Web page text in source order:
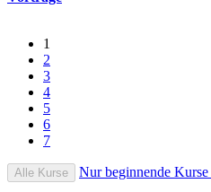
1
2
3
4
5
6
7
Alle Kurse Nur beginnende Kurse